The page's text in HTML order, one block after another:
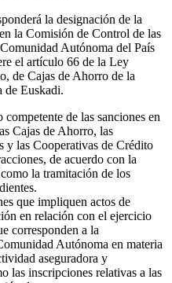
la designación de la
la Comisión de Control de las
Autónoma del País
el artículo 66 de la Ley
de Cajas de Ahorro de la
de Euskadi.
de las sanciones en
Cajas de Ahorro, las
y las Cooperativas de Crédito
de acuerdo con la
la tramitación de los
que impliquen actos de
en relación con el ejercicio
corresponden a la
Autónoma en materia
aseguradora y
las inscripciones relativas a las